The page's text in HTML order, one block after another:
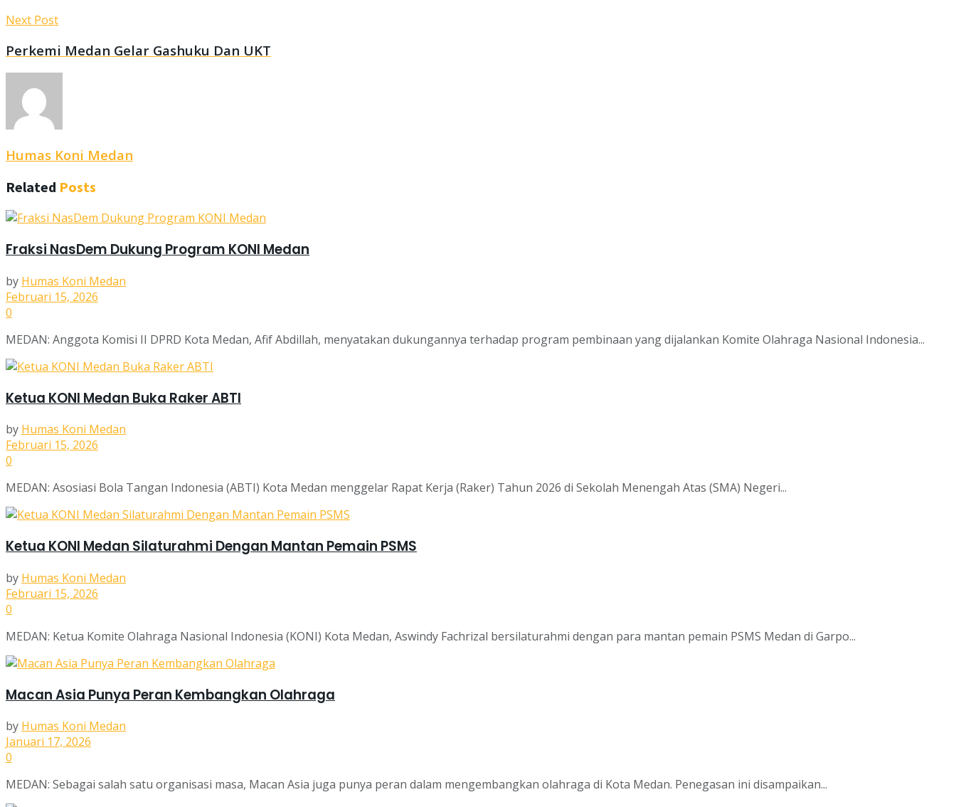
Next Post
Perkemi Medan Gelar Gashuku Dan UKT
Humas Koni Medan
Related Posts
Fraksi NasDem Dukung Program KONI Medan
by Humas Koni Medan
Februari 15, 2026
0
MEDAN: Anggota Komisi II DPRD Kota Medan, Afif Abdillah, menyatakan dukungannya terhadap program pembinaan yang dijalankan Komite Olahraga Nasional Indonesia...
Ketua KONI Medan Buka Raker ABTI
by Humas Koni Medan
Februari 15, 2026
0
MEDAN: Asosiasi Bola Tangan Indonesia (ABTI) Kota Medan menggelar Rapat Kerja (Raker) Tahun 2026 di Sekolah Menengah Atas (SMA) Negeri...
Ketua KONI Medan Silaturahmi Dengan Mantan Pemain PSMS
by Humas Koni Medan
Februari 15, 2026
0
MEDAN: Ketua Komite Olahraga Nasional Indonesia (KONI) Kota Medan, Aswindy Fachrizal bersilaturahmi dengan para mantan pemain PSMS Medan di Garpo...
Macan Asia Punya Peran Kembangkan Olahraga
by Humas Koni Medan
Januari 17, 2026
0
MEDAN: Sebagai salah satu organisasi masa, Macan Asia juga punya peran dalam mengembangkan olahraga di Kota Medan. Penegasan ini disampaikan...